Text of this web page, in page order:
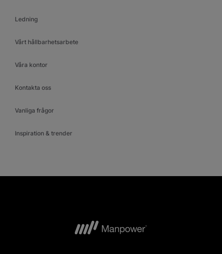
Ledning
Vårt hållbarhetsarbete
Våra kontor
Kontakta oss
Vanliga frågor
Inspiration & trender